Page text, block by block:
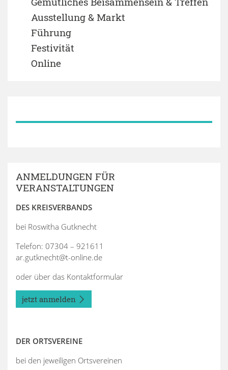
Ausstellung & Markt
Führung
Festivität
Online
ANMELDUNGEN FÜR
VERANSTALTUNGEN
DES KREISVERBANDS
bei Roswitha Gutknecht
Telefon: 07304 – 921611
ar.gutknecht@t-online.de
oder über das Kontaktformular
jetzt anmelden
DER ORTSVEREINE
bei den jeweiligen Ortsvereinen